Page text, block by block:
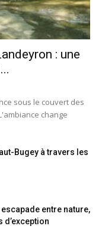
: une
sous le couvert des
change
Bugey à travers les
entre nature,
d’exception